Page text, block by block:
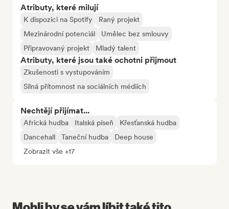
Atributy, které milují
K dispozici na Spotify
Raný projekt
Mezinárodní potenciál
Umělec bez smlouvy
Připravovaný projekt
Mladý talent
Atributy, které jsou také ochotni přijmout
Zkušenosti s vystupováním
Silná přítomnost na sociálních médiích
Nechtějí přijímat...
Africká hudba Italská píseň
Křesťanská hudba
Dancehall
Taneční hudba
Deep house
Zobrazit vše +17